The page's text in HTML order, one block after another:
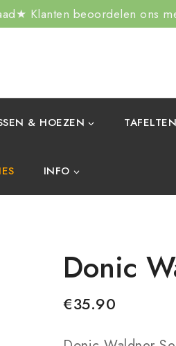
★ Klanten beoordelen ons
& HOEZEN
INFO
Donic
€35.90